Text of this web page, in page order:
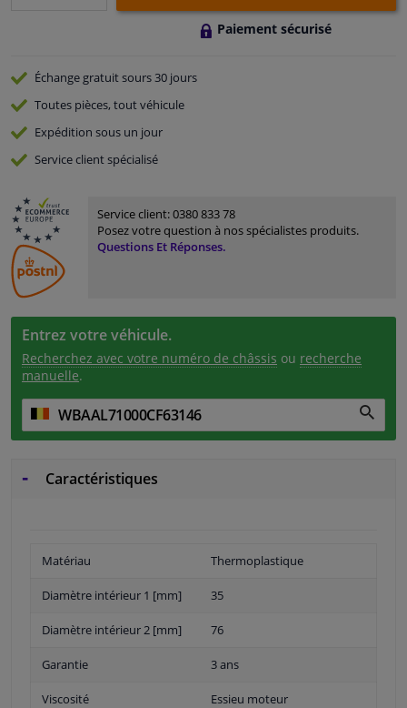
Paiement sécurisé
Échange gratuitsours 30 jours
Toutes pièces, tout véhicule
Expédition sous un jour
Serviceclient spécialisé
Service client:0380 833 78
Posez votre question à nos spécialistes produits.
Questions Et Réponses.
Entrez votre véhicule.
Recherchez avec votre numéro de châssis ou recherche
manuelle.
Caractéristiques
Matériau Thermoplastique
Diamètre intérieur 1 [mm] 35
Diamètre intérieur 2 [mm] 76
Garantie 3 ans
Viscosité Essieu moteur